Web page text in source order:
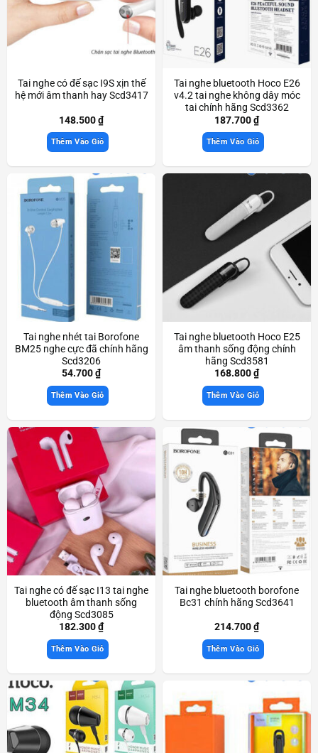
Tai nghe có đế sạc I9S xịn thế
hệ mới âm thanh hay Scd3417
148.500₫
Thêm Vào Giỏ
Tai nghe bluetooth Hoco E26
v4.2 tai nghe không dây móc
tai chính hãng Scd3362
187.700₫
Thêm Vào Giỏ
Tai nghe nhét tai Borofone
BM25 nghe cực đã chính hãng
Scd3206
54.700₫
Thêm Vào Giỏ
Tai nghe bluetooth Hoco E25
âm thanh sống động chính
hãng Scd3581
168.800₫
Thêm Vào Giỏ
Tai nghe có đế sạc I13 tai nghe
bluetooth âm thanh sống
động Scd3085
182.300₫
Thêm Vào Giỏ
Tai nghe bluetooth borofone
Bc31 chính hãng Scd3641
214.700₫
Thêm Vào Giỏ